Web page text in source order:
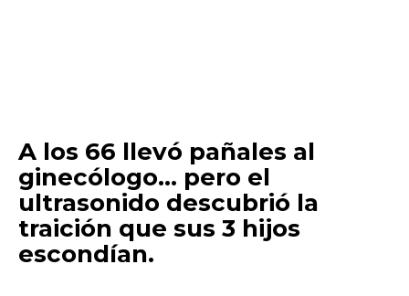
A los 66 llevó pañales al
ginecólogo… pero el
ultrasonido descubrió la
traición que sus 3 hijos
escondían.